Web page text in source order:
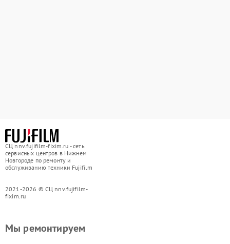
СЦ nnv.fujifilm-fixim.ru - сеть
сервисных центров в Нижнем
Новгороде по ремонту и
обслуживанию техники Fujifilm
2021-2026 © СЦ nnv.fujifilm-
fixim.ru
Мы ремонтируем